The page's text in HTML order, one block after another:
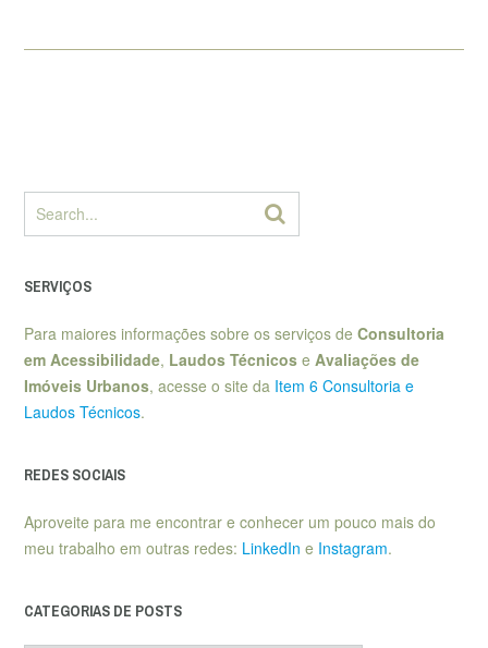
SERVIÇOS
Para maiores informações sobre os serviços de Consultoria
em Acessibilidade, Laudos Técnicos e Avaliações de
Imóveis Urbanos, acesse o site da Item 6 Consultoria e
Laudos Técnicos.
REDES SOCIAIS
Aproveite para me encontrar e conhecer um pouco mais do
meu trabalho em outras redes: LinkedIn e Instagram.
CATEGORIAS DE POSTS